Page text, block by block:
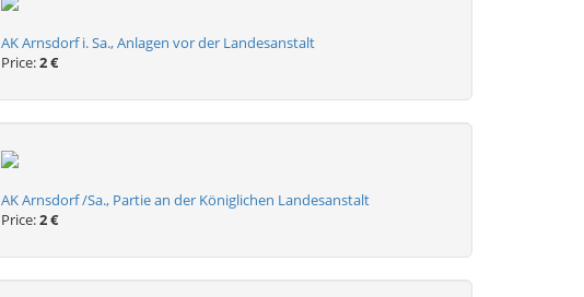
AK Arnsdorf i. Sa., Anlagen vor der Landesanstalt
Price:2 €
AK Arnsdorf /Sa., Partie an der Königlichen Landesanstalt
Price:2 €